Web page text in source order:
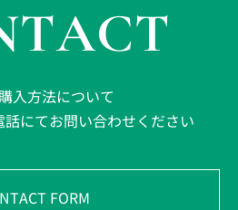
入方法について
にてお問い合わせください
FORM